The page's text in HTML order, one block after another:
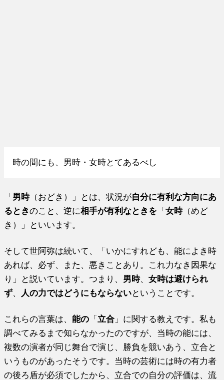
時の間にも、男時・女時とてあるべし
「 男時（おどき）」とは、状況が自分に有利な方向にあ
るときのこと、逆に相手が有利なときを 「女時（めど
き）」といいます。
そして世阿弥は続いて、「いかにすれども、能によき時
あれば、必ず、また、悪きことあり。これ力なき因果な
り」と説いています。つまり、 男時、女時は避けられ
ず、 人の力ではどうにもならないということです。
これらの言葉は、能の 「 立合 」に関する教えです。私も
調べてみるまで知らなかったのですが、当時の能には、
複数の演者が同じ舞台で演じ、勝負を競いあう、立合と
いうものがあったそうです。当時の芸術には時の有力者
の後ろ盾が必須でしたから、立合での自分の評価は、流